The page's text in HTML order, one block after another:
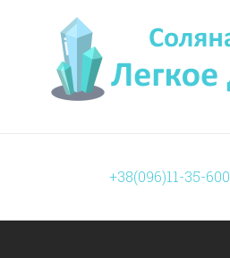
+38(096)11-35-600